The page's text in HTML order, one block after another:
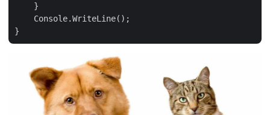
    }
    Console.WriteLine();